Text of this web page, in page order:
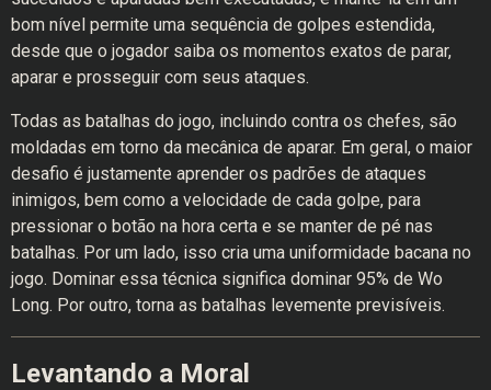
bom nível permite uma sequência de golpes estendida,
desde que o jogador saiba os momentos exatos de parar,
aparar e prosseguir com seus ataques.
Todas as batalhas do jogo, incluindo contra os chefes, são
moldadas em torno da mecânica de aparar. Em geral, o maior
desafio é justamente aprender os padrões de ataques
inimigos, bem como a velocidade de cada golpe, para
pressionar o botão na hora certa e se manter de pé nas
batalhas. Por um lado, isso cria uma uniformidade bacana no
jogo. Dominar essa técnica significa dominar 95% de Wo
Long. Por outro, torna as batalhas levemente previsíveis.
Levantando a Moral